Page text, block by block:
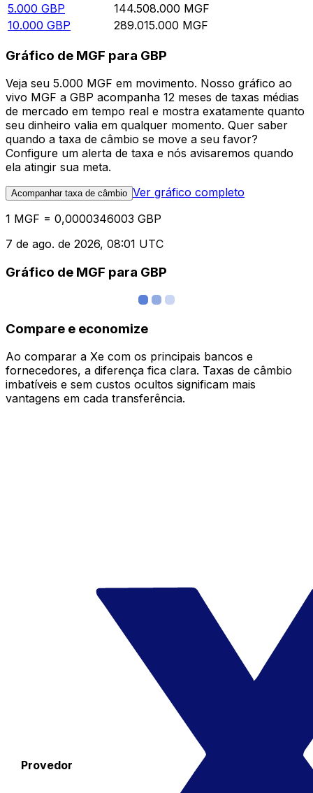
5.000 GBP 144.508.000 MGF
10.000 GBP 289.015.000 MGF
Gráfico de MGF para GBP
Veja seu 5.000 MGF em movimento. Nosso gráfico ao
vivo MGF a GBP acompanha 12 meses de taxas médias
de mercado em tempo real e mostra exatamente quanto
seu dinheiro valia em qualquer momento. Quer saber
quando a taxa de câmbio se move a seu favor?
Configure um alerta de taxa e nós avisaremos quando
ela atingir sua meta.
Acompanhar taxa de câmbio Ver gráfico completo
1 MGF = 0,0000346003 GBP
7 de ago. de 2026, 08:01 UTC
Gráfico de MGF para GBP
Compare e economize
Ao comparar a Xe com os principais bancos e
fornecedores, a diferença fica clara. Taxas de câmbio
imbatíveis e sem custos ocultos significam mais
vantagens em cada transferência.
Provedor